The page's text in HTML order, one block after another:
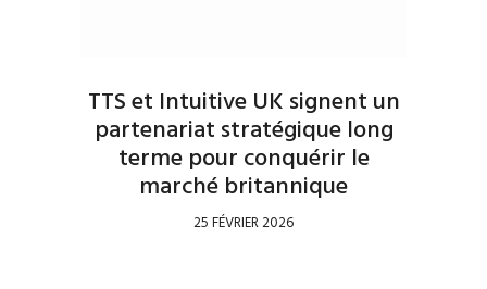
TTS et Intuitive UK signent un
partenariat stratégique long
terme pour conquérir le
marché britannique
25 FÉVRIER 2026